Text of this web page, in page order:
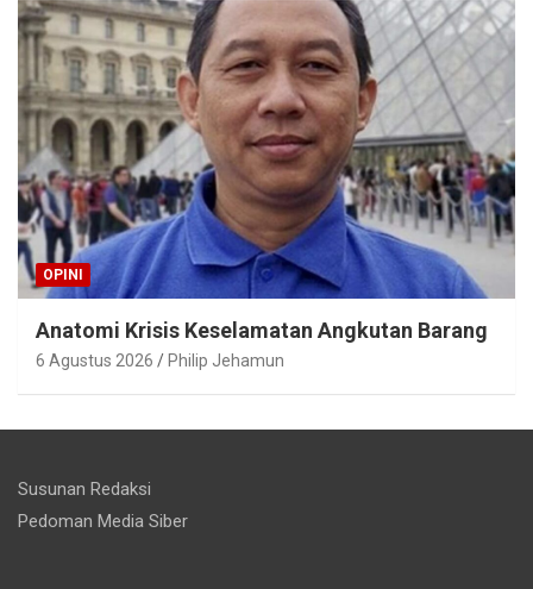
OPINI
Anatomi Krisis Keselamatan Angkutan Barang
6 Agustus 2026 Philip Jehamun
Susunan Redaksi
Pedoman Media Siber